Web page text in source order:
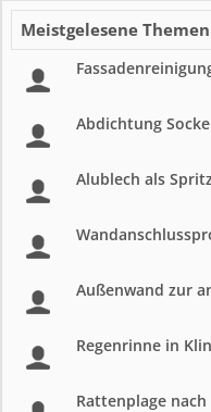
Meistgelesene Themen
Abdichtung
Alublech als
Außenwand zur
Regenrinne in
Rattenplage